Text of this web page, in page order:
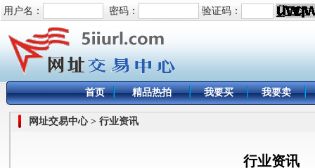
用户名： 密码： 验证码：
首页 精品热拍 我要买 我要卖
网址交易中心 > 行业资讯
行业资讯